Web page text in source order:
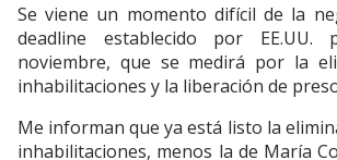
Se viene un momento difícil de la
deadline establecido por
noviembre, que se medirá por la
inhabilitaciones y la liberación de
Me informan que ya está listo la
inhabilitaciones, menos la de María